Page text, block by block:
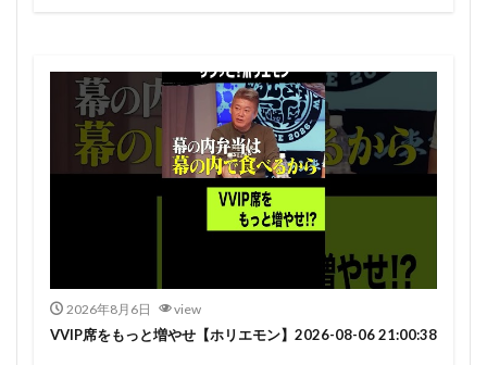
2026年8月6日 view
VVIP席をもっと増やせ【ホリエモン】2026-08-06 21:00:38